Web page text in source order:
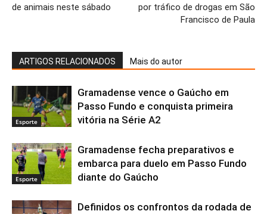
de animais neste sábado
por tráfico de drogas em São
Francisco de Paula
ARTIGOS RELACIONADOS Mais do autor
Esporte
Gramadense vence o Gaúcho em
Passo Fundo e conquista primeira
vitória na Série A2
Esporte
Gramadense fecha preparativos e
embarca para duelo em Passo Fundo
diante do Gaúcho
Definidos os confrontos da rodada de